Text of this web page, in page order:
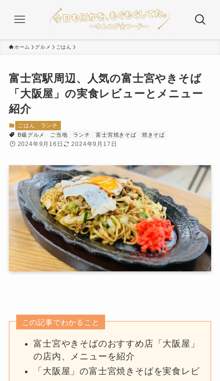
ホーム グルメ ごはん
富士宮駅周辺、人気の富士宮やきそば
「大阪屋」の実食レビューとメニュー
紹介
ごはん
ランチ
B級グルメ
ご当地 ランチ 富士宮焼きそば 焼きそば
2024年9月16日 2024年9月17日
この記事でわかること
富士宮やきそばのおすすめ店「大阪屋」
の店内、メニューを紹介
「大阪屋」の富士宮焼きそばを実食レビ